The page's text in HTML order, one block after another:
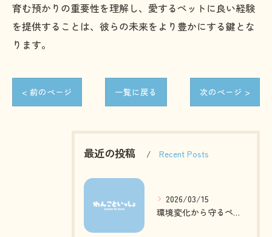
育む預かりの重要性を理解し、愛するペットに良い経験
を提供することは、彼らの未来をより豊かにする鍵とな
ります。
< 前のページ 一覧に戻る 次のページ >
最近の投稿 Recent Posts
2026/03/15
環境変化から守るペットの心身ケア方法